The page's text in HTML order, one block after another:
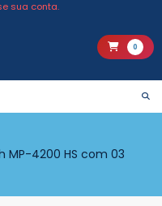
sua conta.
0
MP-4200 HS com 03